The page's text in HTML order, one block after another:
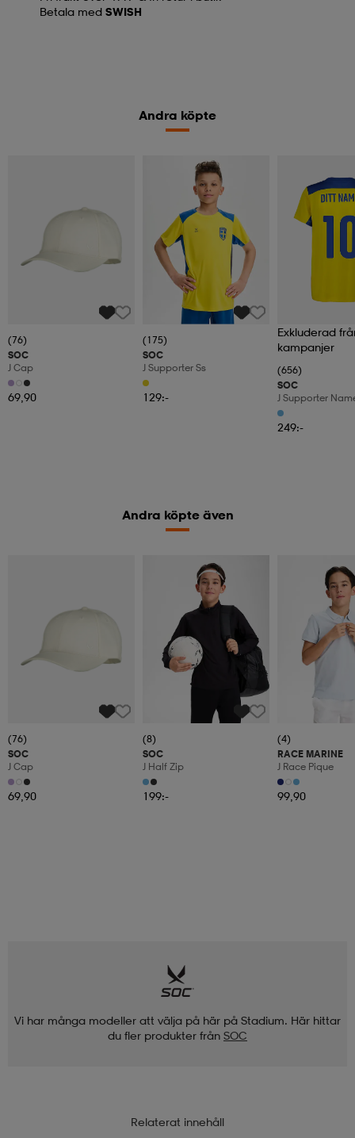
Betala med SWISH
Andra köpte
(76)
SOC
J Cap
69,90
(175)
SOC
J Supporter Ss
129:-
Exkluderad
kampanjer
(656)
SOC
J Supporter
249:-
Andra köpte även
(76)
SOC
J Cap
69,90
(8)
SOC
J Half Zip
199:-
(4)
RACE MARINE
J Race Pique
99,90
Vi har många modeller att välja på här på Stadium. Här hittar
du fler produkter från SOC
Relaterat innehåll